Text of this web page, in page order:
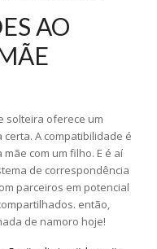
AO
solteira oferece um
A compatibilidade é
com um filho. E é aí
de correspondência
parceiros em potencial
então,
de namoro hoje!